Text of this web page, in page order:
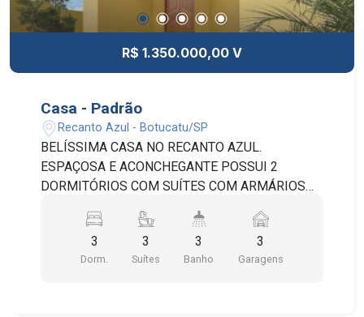
R$ 1.350.000,00 V
Casa - Padrão
Recanto Azul - Botucatu/SP
BELÍSSIMA CASA NO RECANTO AZUL.
ESPAÇOSA E ACONCHEGANTE POSSUI 2
DORMITÓRIOS COM SUÍTES COM ARMÁRIOS
BANHEIRA, ESCRITÓRIO, SALA DE ESTAR, SALA
DE JANTAR, COZINHA, COPA, DESPENSA,
LAVANDERIA, LAVABO, 2 BANHEIROS SOCIAIS,
3
Dorm.
3
Suítes
3
Banho
3
Garagens